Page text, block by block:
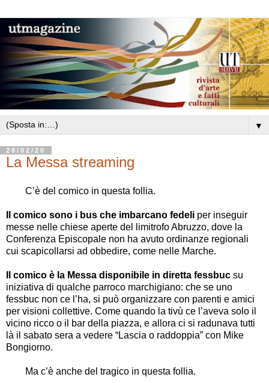
▼
28/02/20
La Messa streaming
C’è del comico in questa follia.
Il comico sono i bus che imbarcano fedeli per inseguir
messe nelle chiese aperte del limitrofo Abruzzo, dove la
Conferenza Episcopale non ha avuto ordinanze regionali
cui scapicollarsi ad obbedire, come nelle Marche.
Il comico è la Messa disponibile in diretta fessbuc su
iniziativa di qualche parroco marchigiano: che se uno
fessbuc non ce l ’ha, si può organizzare con parenti e amici
per visioni collettive. Come quando la tivù ce l ’aveva solo il
vicino ricco o il bar della piazza, e allora ci si radunava tutti
là il sabato sera a vedere “Lascia o raddoppia” con Mike
Bongiorno.
Ma c’è anche del tragico in questa follia.